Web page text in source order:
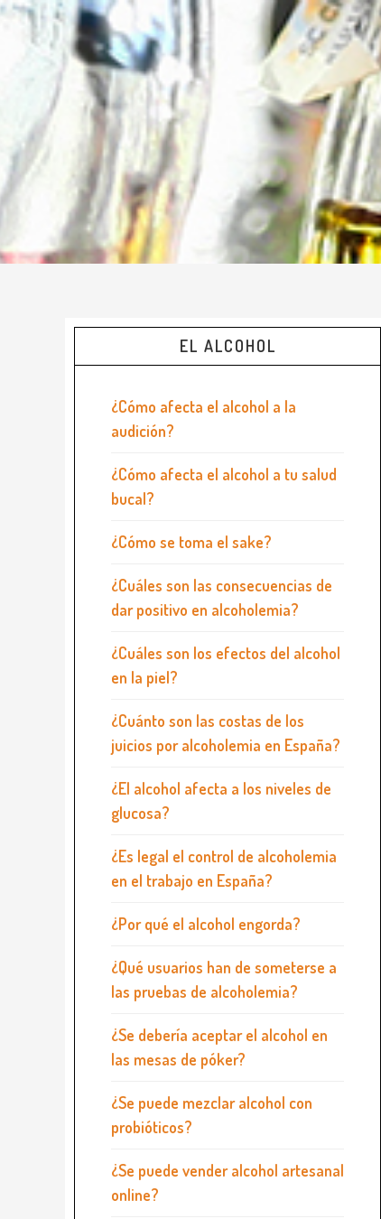
EL ALCOHOL
¿Cómo afecta el alcohol a la
audición?
¿Cómo afecta el alcohol a tu salud
bucal?
¿Cómo se toma el sake?
¿Cuáles son las consecuencias de
dar positivo en alcoholemia?
¿Cuáles son los efectos del alcohol
en la piel?
¿Cuánto son las costas de los
juicios por alcoholemia en España?
¿El alcohol afecta a los niveles de
glucosa?
¿Es legal el control de alcoholemia
en el trabajo en España?
¿Por qué el alcohol engorda?
¿Qué usuarios han de someterse a
las pruebas de alcoholemia?
¿Se debería aceptar el alcohol en
las mesas de póker?
¿Se puede mezclar alcohol con
probióticos?
¿Se puede vender alcohol artesanal
online?